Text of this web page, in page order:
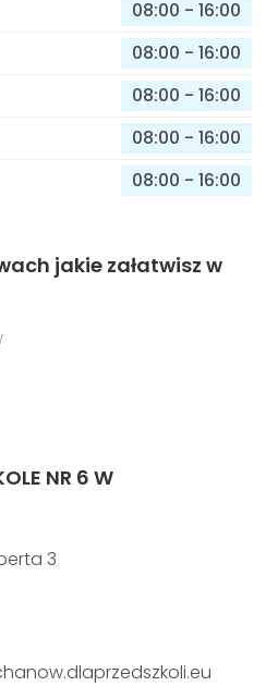
08:00 - 16:00
08:00 - 16:00
08:00 - 16:00
08:00 - 16:00
08:00 - 16:00
jakie załatwisz w
NR 6 W
3